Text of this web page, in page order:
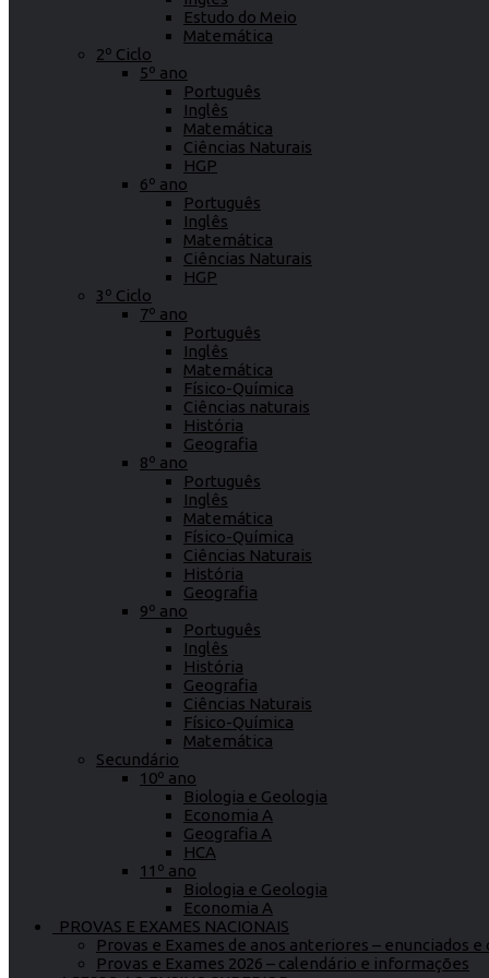
Estudo do Meio
Matemática
2º Ciclo
5º ano
Português
Inglês
Matemática
Ciências Naturais
HGP
6º ano
Português
Inglês
Matemática
Ciências Naturais
HGP
3º Ciclo
7º ano
Português
Inglês
Matemática
Físico-Química
Ciências naturais
História
Geografia
8º ano
Português
Inglês
Matemática
Físico-Química
Ciências Naturais
História
Geografia
9º ano
Português
Inglês
História
Geografia
Ciências Naturais
Físico-Química
Matemática
Secundário
10º ano
Biologia e Geologia
Economia A
Geografia A
HCA
11º ano
Biologia e Geologia
Economia A
PROVAS E EXAMES NACIONAIS
Provas e Exames de anos anteriores – enunciados
Provas e Exames 2026 – calendário e informações